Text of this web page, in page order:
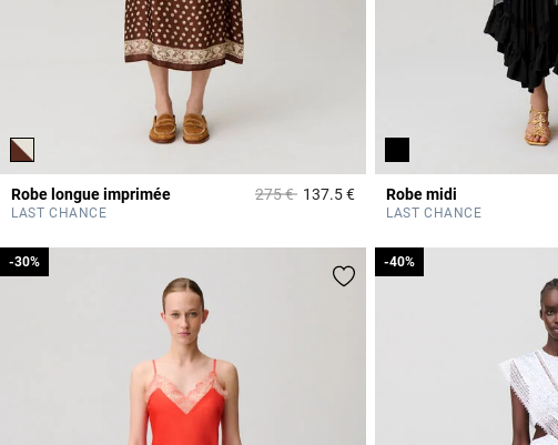
Robe longue imprimée Prix réduit à partir de
275 €à137.5 €5 out of 5 Customer Rating
LAST CHANCE
Robe midi
LAST CHANCE
-30%
-30% -40%
-40%